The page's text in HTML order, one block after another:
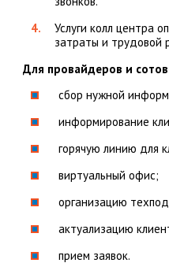
Услуги колл центра
затраты и трудовой
Для провайдеров и
сбор нужной
информирование
горячую линию для
виртуальный офис;
организацию
актуализацию
прием заявок.